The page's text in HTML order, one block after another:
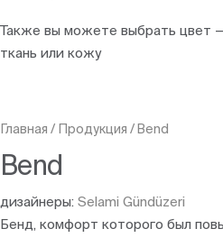
Также вы можете выбрать цвет
ткань или кожу
Главная / Продукция / Bend
Bend
дизайнеры: Selami Gündüzeri
Бенд, комфорт которого был